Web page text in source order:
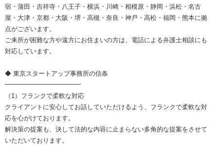
宿・蒲田・吉祥寺・八王子・横浜・川崎・相模原・静岡・浜松・名古
屋・大津・京都・大阪・堺・高槻・奈良・神戸・高松・福岡・熊本に拠
点がございます。
ご来所が困難な方や遠方にお住まいの方は、電話による弁護士相談にも
対応しています。
◆ 東京スタートアップ事務所の信条
━━━━━━━━━━━━
（1）フランクで柔軟な対応
クライアントに安心してお話していただけるよう、フランクで柔軟な対
応を心がけております。
解決策の提案も、決して法的な内容に止まらない多角的な提案をさせて
いただいております。